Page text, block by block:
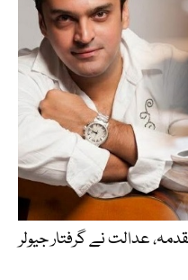
عدالت نے گرفتار جیولر